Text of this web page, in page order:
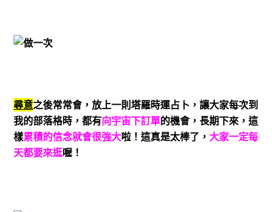
尋意之後常常會，放上一則塔羅時運占卜，讓大家每次到
我的部落格時，都有向宇宙下訂單的機會，長期下來，這
樣累積的信念就會很強大啦！這真是太棒了， 大家一定每
天都要來逛喔！